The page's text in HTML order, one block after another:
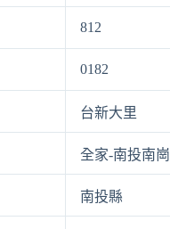
812
0182
台新大里
全家-南投南崗
南投縣